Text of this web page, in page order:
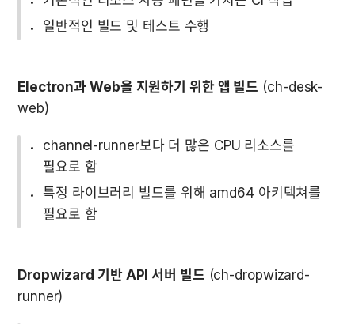
Electron과 Web을 지원하기 위한 앱 빌드 (ch-desk-
channel-runner보다 더 많은 CPU 리소스를
필요로 함
특정 라이브러리 빌드를 위해 amd64 아키텍쳐를
필요로 함
Dropwizard 기반 API 서버 빌드 (ch-dropwizard-